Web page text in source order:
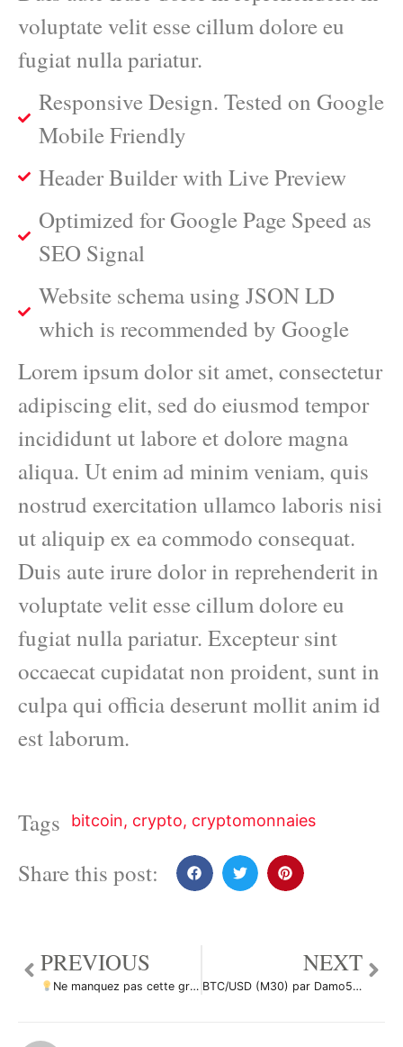
voluptate velit esse cillum dolore eu
fugiat nulla pariatur.
Responsive Design. Tested on Google
Mobile Friendly
Header Builder with Live Preview
Optimized for Google Page Speed as
SEO Signal
Website schema using JSON LD
which is recommended by Google
Lorem ipsum dolor sit amet, consectetur
adipiscing elit, sed do eiusmod tempor
incididunt ut labore et dolore magna
aliqua. Ut enim ad minim veniam, quis
nostrud exercitation ullamco laboris nisi
ut aliquip ex ea commodo consequat.
Duis aute irure dolor in reprehenderit in
voluptate velit esse cillum dolore eu
fugiat nulla pariatur. Excepteur sint
occaecat cupidatat non proident, sunt in
culpa qui officia deserunt mollit anim id
est laborum.
Tags bitcoin, crypto, cryptomonnaies
Share this post:
PREVIOUS
Ne manquez pas cette grande opportunité d’achat de XRPUSD par ForecastCity_Francais
NEXT
BTC/USD (M30) par Damo5444